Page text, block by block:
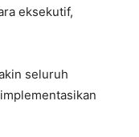
eksekutif,
seluruh